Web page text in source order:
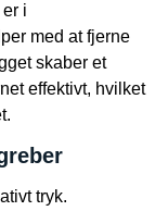
i
med at fjerne
skaber et
effektivt, hvilket
tryk.